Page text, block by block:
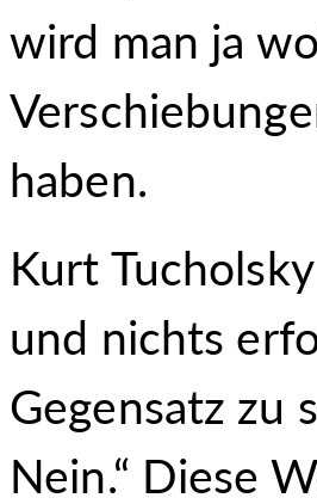
wird man ja
haben.
Kurt
und nichts
Gegensatz zu
Nein.“ Diese